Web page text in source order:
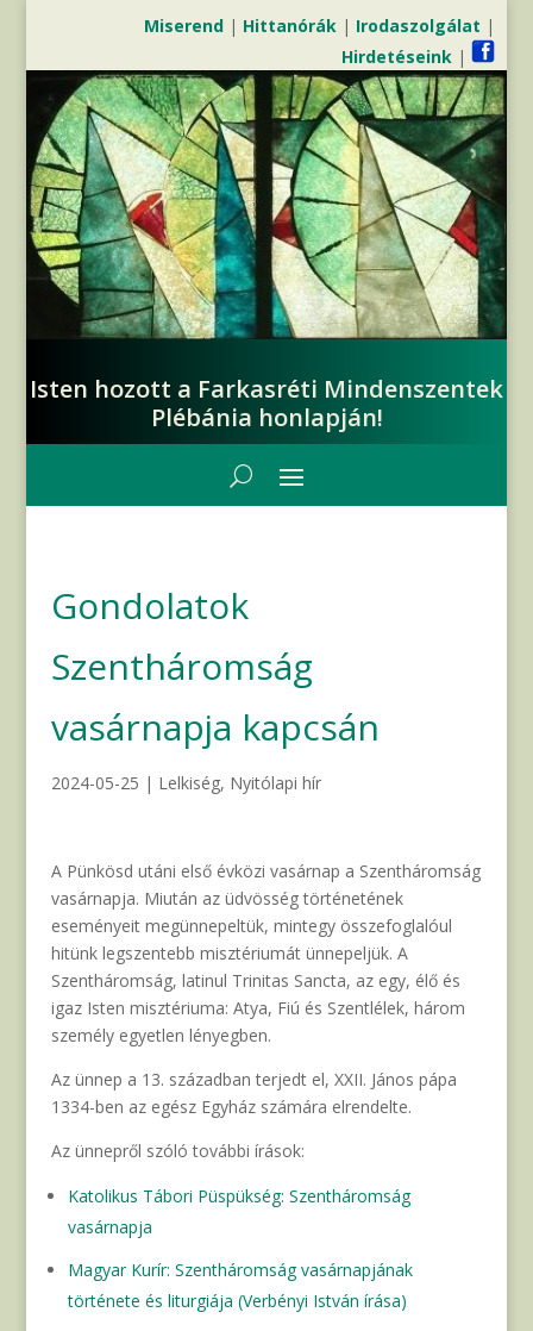
Miserend| Hittanórák| Irodaszolgálat |
Hirdetéseink|
Isten hozott a Farkasréti Mindenszentek
Plébánia honlapján!
Gondolatok
Szentháromság
vasárnapja kapcsán
2024-05-25 | Lelkiség, Nyitólapi hír
A Pünkösd utáni első évközi vasárnap a Szentháromság
vasárnapja. Miután az üdvösség történetének
eseményeit megünnepeltük, mintegy összefoglalóul
hitünk legszentebb misztériumát ünnepeljük. A
Szentháromság, latinul Trinitas Sancta, az egy, élő és
igaz Isten misztériuma: Atya, Fiú és Szentlélek, három
személy egyetlen lényegben.
Az ünnep a 13. században terjedt el, XXII. János pápa
1334-ben az egész Egyház számára elrendelte.
Az ünnepről szóló további írások:
Katolikus Tábori Püspükség: Szentháromság
vasárnapja
Magyar Kurír: Szentháromság vasárnapjának
története és liturgiája (Verbényi István írása)